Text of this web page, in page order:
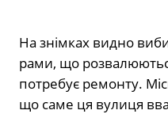
На знімках видно
рами, що
потребує ремонту.
що саме ця вулиця